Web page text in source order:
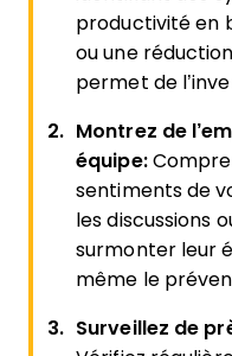
productivité en
ou une
permet de
Montrez de
équipe:
sentiments de
les discussions
surmonter leur
même le
Surveillez de